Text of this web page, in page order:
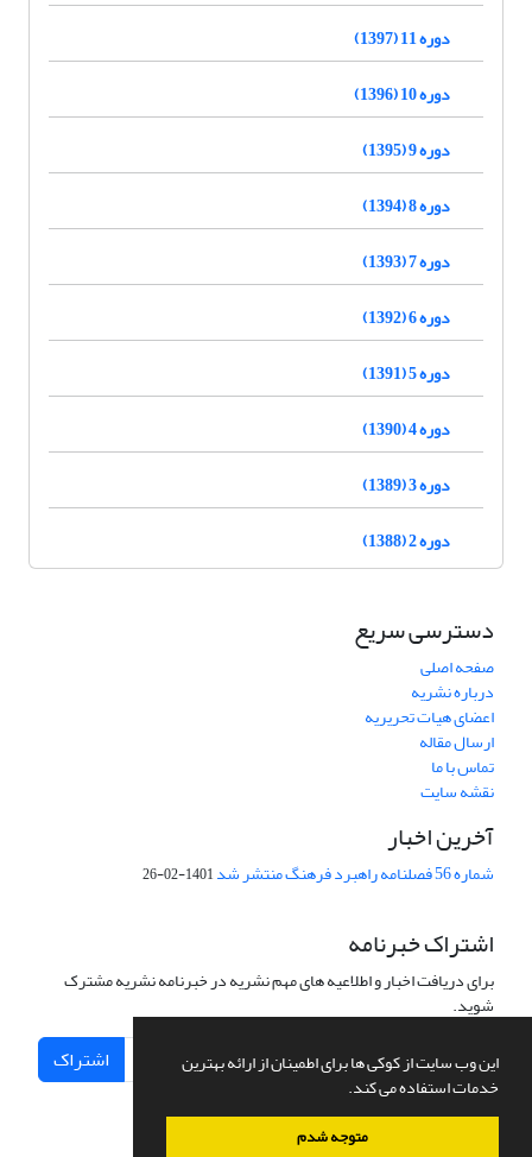
این وب سایت از کوکی ها برای اطمینان از ارائه بهترین
خدمات استفاده می کند.
متوجه شدم
دوره 11 (1397)
دوره 10 (1396)
دوره 9 (1395)
دوره 8 (1394)
دوره 7 (1393)
دوره 6 (1392)
دوره 5 (1391)
دوره 4 (1390)
دوره 3 (1389)
دوره 2 (1388)
دسترسی سریع
صفحه اصلی
درباره نشریه
اعضای هیات تحریریه
ارسال مقاله
تماس با ما
نقشه سایت
آخرین اخبار
شماره 56 فصلنامه راهبرد فرهنگ منتشر شد 1401-02-26
اشتراک خبرنامه
برای دریافت اخبار و اطلاعیه های مهم نشریه در خبرنامه نشریه مشترک
شوید.
اشتراک